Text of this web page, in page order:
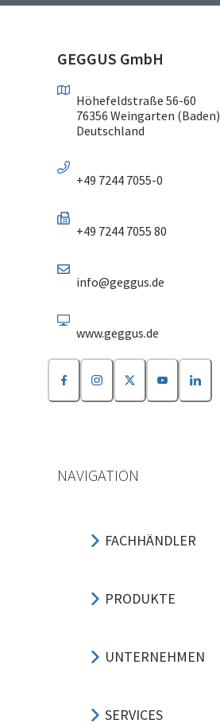
GEGGUS GmbH
Höhefeldstraße 56-60
76356 Weingarten (Baden)
Deutschland
+49 7244 7055-0
+49 7244 7055 80
info@geggus.de
www.geggus.de
NAVIGATION
FACHHÄNDLER
PRODUKTE
UNTERNEHMEN
SERVICES